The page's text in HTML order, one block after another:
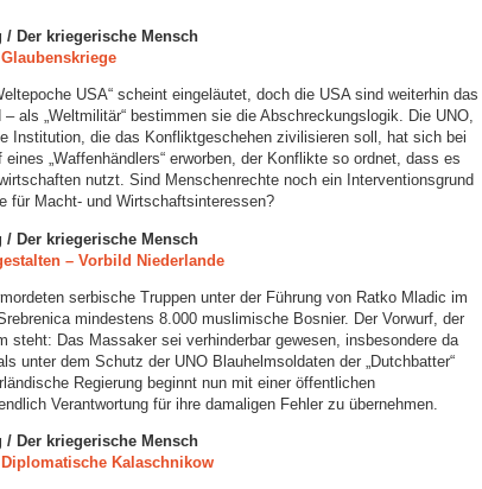
/ Der kriegerische Mensch
Glaubenskriege
USA“ scheint eingeläutet, doch die USA sind weiterhin das
als „Weltmilitär“ bestimmen sie die Abschreckungslogik. Die UNO,
Institution, die das Konfliktgeschehen zivilisieren soll, hat sich bei
eines „Waffenhändlers“ erworben, der Konflikte so ordnet, dass es
nutzt. Sind Menschenrechte noch ein Interventionsgrund
für Macht- und Wirtschaftsinteressen?
/ Der kriegerische Mensch
– Vorbild Niederlande
serbische Truppen unter der Führung von Ratko Mladic im
mindestens 8.000 muslimische Bosnier. Der Vorwurf, der
steht: Das Massaker sei verhinderbar gewesen, insbesondere da
unter dem Schutz der UNO Blauhelmsoldaten der „Dutchbatter“
Regierung beginnt nun mit einer öffentlichen
Verantwortung für ihre damaligen Fehler zu übernehmen.
/ Der kriegerische Mensch
Kalaschnikow